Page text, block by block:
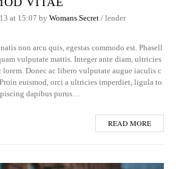
at 15:07 by Womans Secret / lender
non arcu quis, egestas commodo est. Phasell
vulputate mattis. Integer ante diam, ultricies
lorem. Donec ac libero vulputate augue iaculis c
euismod, orci a ultricies imperdiet, ligula to
dapibus purus…
READ MORE